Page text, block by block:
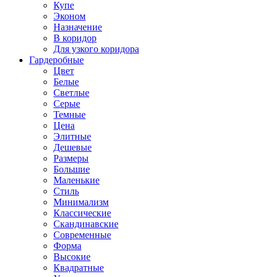
Купе
Эконом
Назначение
В коридор
Для узкого коридора
Гардеробные
Цвет
Белые
Светлые
Серые
Темные
Цена
Элитные
Дешевые
Размеры
Большие
Маленькие
Стиль
Минимализм
Классические
Скандинавские
Современные
Форма
Высокие
Квадратные